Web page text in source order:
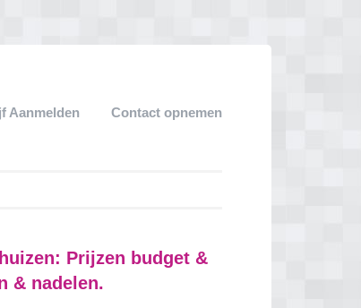
Aanmelden Contact opnemen
Prijzen budget &
& nadelen.